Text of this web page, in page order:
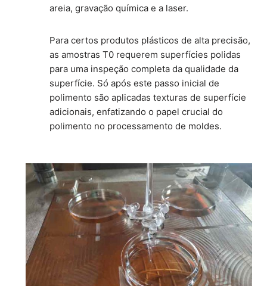
areia, gravação química e a laser.
Para certos produtos plásticos de alta precisão,
as amostras T0 requerem superfícies polidas
para uma inspeção completa da qualidade da
superfície. Só após este passo inicial de
polimento são aplicadas texturas de superfície
adicionais, enfatizando o papel crucial do
polimento no processamento de moldes.